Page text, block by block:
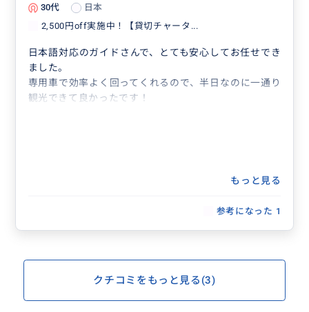
30代
日本
2,500円off実施中！【貸切チャータ...
日本語対応のガイドさんで、とても安心してお任せでき
ました。
専用車で効率よく回ってくれるので、半日なのに一通り
観光できて良かったです！
もっと見る
参考になった 1
クチコミをもっと見る(3)